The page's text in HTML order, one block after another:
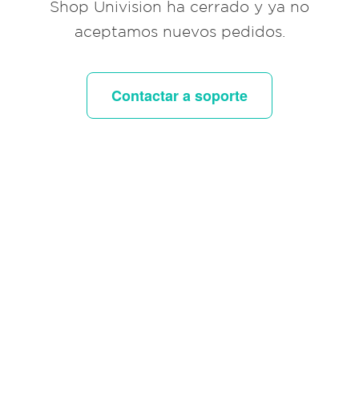
Shop Univision ha cerrado y ya no
aceptamos nuevos pedidos.
Contactar a soporte